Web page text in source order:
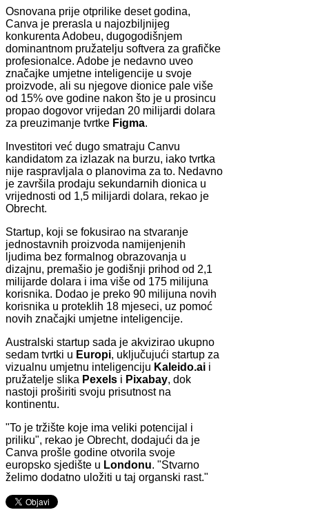
Osnovana prije otprilike deset godina,
Canva je prerasla u najozbiljnijeg
konkurenta Adobeu, dugogodišnjem
dominantnom pružatelju softvera za grafičke
profesionalce. Adobe je nedavno uveo
značajke umjetne inteligencije u svoje
proizvode, ali su njegove dionice pale više
od 15% ove godine nakon što je u prosincu
propao dogovor vrijedan 20 milijardi dolara
za preuzimanje tvrtke Figma.
Investitori već dugo smatraju Canvu
kandidatom za izlazak na burzu, iako tvrtka
nije raspravljala o planovima za to. Nedavno
je završila prodaju sekundarnih dionica u
vrijednosti od 1,5 milijardi dolara, rekao je
Obrecht.
Startup, koji se fokusirao na stvaranje
jednostavnih proizvoda namijenjenih
ljudima bez formalnog obrazovanja u
dizajnu, premašio je godišnji prihod od 2,1
milijarde dolara i ima više od 175 milijuna
korisnika. Dodao je preko 90 milijuna novih
korisnika u proteklih 18 mjeseci, uz pomoć
novih značajki umjetne inteligencije.
Australski startup sada je akvizirao ukupno
sedam tvrtki u Europi, uključujući startup za
vizualnu umjetnu inteligenciju Kaleido.ai i
pružatelje slika Pexels i Pixabay, dok
nastoji proširiti svoju prisutnost na
kontinentu.
"To je tržište koje ima veliki potencijal i
priliku", rekao je Obrecht, dodajući da je
Canva prošle godine otvorila svoje
europsko sjedište u Londonu. "Stvarno
želimo dodatno uložiti u taj organski rast."